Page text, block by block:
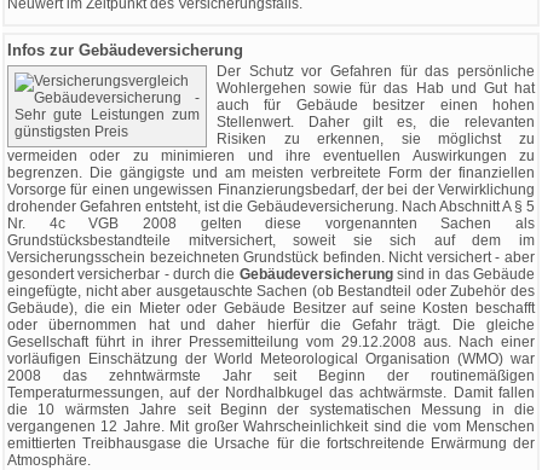
Neuwert im Zeitpunkt des Versicherungsfalls.
Infos zur Gebäudeversicherung
Der Schutz vor Gefahren für das persönliche
Wohlergehen sowie für das Hab und Gut hat
auch für Gebäude besitzer einen hohen
Stellenwert. Daher gilt es, die relevanten
Risiken zu erkennen, sie möglichst zu
vermeiden oder zu minimieren und ihre eventuellen Auswirkungen zu
begrenzen. Die gängigste und am meisten verbreitete Form der finanziellen
Vorsorge für einen ungewissen Finanzierungsbedarf, der bei der Verwirklichung
drohender Gefahren entsteht, ist die Gebäudeversicherung. Nach Abschnitt A § 5
Nr. 4c VGB 2008 gelten diese vorgenannten Sachen als
Grundstücksbestandteile mitversichert, soweit sie sich auf dem im
Versicherungsschein bezeichneten Grundstück befinden. Nicht versichert - aber
gesondert versicherbar - durch die Gebäudeversicherungsind in das Gebäude
eingefügte, nicht aber ausgetauschte Sachen (ob Bestandteil oder Zubehör des
Gebäude), die ein Mieter oder Gebäude Besitzer auf seine Kosten beschafft
oder übernommen hat und daher hierfür die Gefahr trägt. Die gleiche
Gesellschaft führt in ihrer Pressemitteilung vom 29.12.2008 aus. Nach einer
vorläufigen Einschätzung der World Meteorological Organisation (WMO) war
2008 das zehntwärmste Jahr seit Beginn der routinemäßigen
Temperaturmessungen, auf der Nordhalbkugel das achtwärmste. Damit fallen
die 10 wärmsten Jahre seit Beginn der systematischen Messung in die
vergangenen 12 Jahre. Mit großer Wahrscheinlichkeit sind die vom Menschen
emittierten Treibhausgase die Ursache für die fortschreitende Erwärmung der
Atmosphäre.